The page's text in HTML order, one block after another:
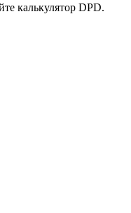
калькулятор DPD.